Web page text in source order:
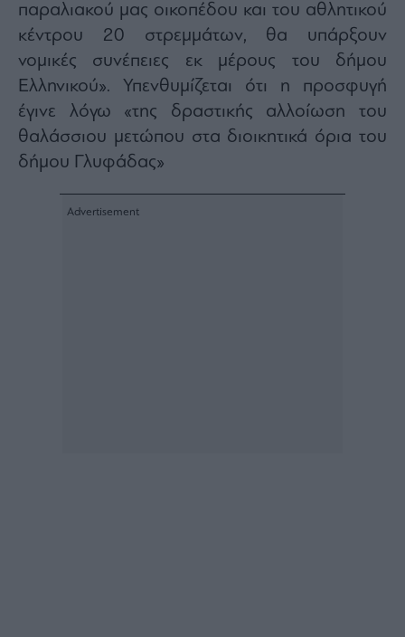
Μετοχές
Αγορές
Trader's
book
Buy-
Sell
παραλιακού μας οικοπέδου και του αθλητικού
κέντρου 20 στρεμμάτων, θα υπάρξουν
νομικές συνέπειες εκ μέρους του δήμου
Ελληνικού». Υπενθυμίζεται ότι η προσφυγή
έγινε λόγω «της δραστικής αλλοίωση του
θαλάσσιου μετώπου στα διοικητικά όρια του
δήμου Γλυφάδας»